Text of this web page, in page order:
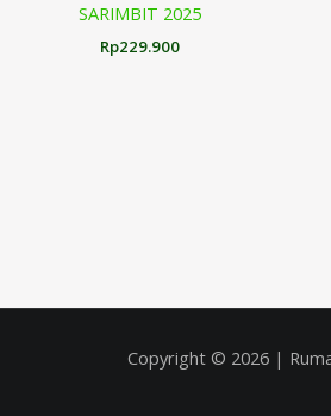
SARIMBIT 2025
Rp229.900
Copyright © 2026 |